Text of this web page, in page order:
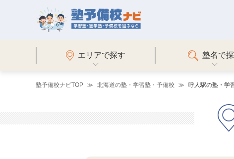
エリアで探す 塾名で
塾予備校ナビTOP 北海道の塾・学習塾・予備校 呼人駅の塾・学